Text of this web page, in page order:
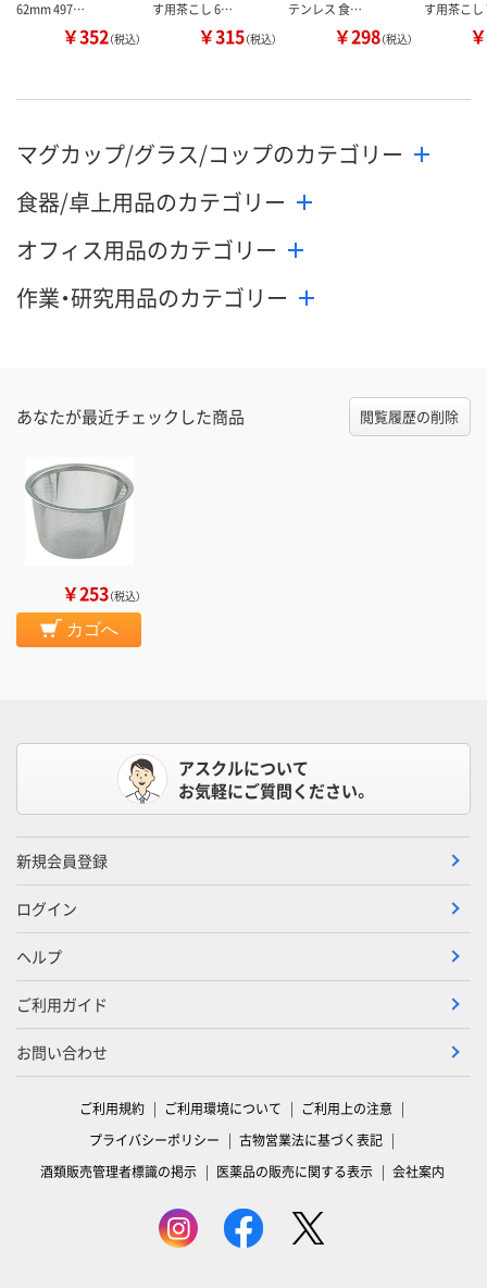
62mm 497…
￥352（税込）
す用茶こし 6…
￥315（税込）
テンレス 食…
￥298（税込）
す用茶こ
マグカップ/グラス/コップのカテゴリー
食器/卓上用品のカテゴリー
オフィス用品のカテゴリー
作業・研究用品のカテゴリー
あなたが最近チェックした商品 閲覧履歴の削除
￥253（税込）
カゴへ
アスクルについて
お気軽にご質問ください。
新規会員登録
ログイン
ヘルプ
ご利用ガイド
お問い合わせ
ご利用規約 ご利用環境について
ご利用上の注意
プライバシーポリシー
古物営業法に基づく表記
酒類販売管理者標識の掲示
医薬品の販売に関する表示 会社案内